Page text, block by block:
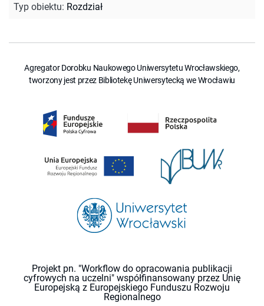
Typ obiektu: Rozdział
Agregator Dorobku Naukowego Uniwersytetu Wrocławskiego,
tworzony jest przez Bibliotekę Uniwersytecką we Wrocławiu
Projekt pn. "Workflow do opracowania publikacji
cyfrowych na uczelni" współfinansowany przez Unię
Europejską z Europejskiego Funduszu Rozwoju
Regionalnego